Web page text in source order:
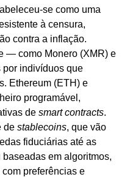
se como uma
à censura,
contra a inflação.
— como Monero (XMR) e
indivíduos que
Ethereum (ETH) e
programável,
de smart contracts.
de stablecoins, que vão
fiduciárias até as
em algoritmos,
preferências e